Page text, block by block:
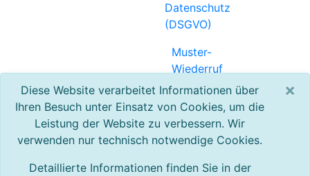
Diese Website verarbeitet Informationen über
Ihren Besuch unter Einsatz von Cookies, um die
Leistung der Website zu verbessern. Wir
verwenden nur technisch notwendige Cookies.
Detaillierte Informationen finden Sie in der
×
Datenschutz
(DSGVO)
Muster-
Wiederruf
(PDF)
Referenzen
Registrierung
Kontakt